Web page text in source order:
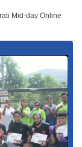
Mid-day Online